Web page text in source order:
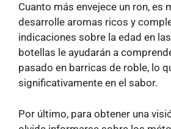
Cuanto más envejece un ron, es
desarrolle aromas ricos y
indicaciones sobre la edad en
botellas le ayudarán a
pasado en barricas de roble, lo
significativamente en el sabor.
Por último, para obtener una